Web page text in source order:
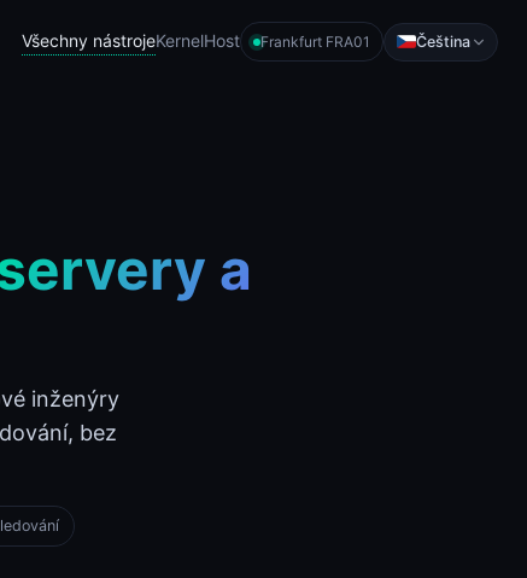
Všechny nástrojeKernelHost Frankfurt FRA01 Čeština
a
inženýry
bez